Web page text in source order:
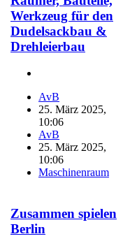
Werkzeug für den
Dudelsackbau &
Drehleierbau
AvB
25. März 2025,
10:06
AvB
25. März 2025,
10:06
Maschinenraum
Zusammen spielen
Berlin